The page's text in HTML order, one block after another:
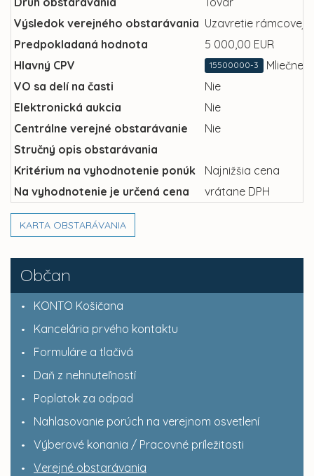
Občan
KONTO Košičana
Kancelária prvého kontaktu
Formuláre a tlačivá
Daň z nehnuteľností
Poplatok za odpad
Nahlasovanie porúch na verejnom osvetlení
Výberové konania / Pracovné príležitosti
Verejné obstarávania
Výsledok verejného obstarávania Uzavretie rámcovej
Predpokladaná hodnota
5 000,00 EUR
Hlavný CPV
15500000-3
Mliečne
VO sa delí na časti
Nie
Elektronická aukcia
Nie
Centrálne verejné obstarávanie
Nie
Stručný opis obstarávania
Kritérium na vyhodnotenie ponúk
Najnižšia cena
Na vyhodnotenie je určená cena
vrátane DPH
KARTA OBSTARÁVANIA